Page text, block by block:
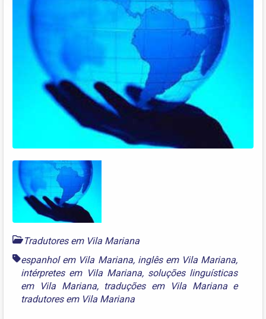
Tradutores em Vila Mariana
espanhol em Vila Mariana, inglês em Vila Mariana,
intérpretes em Vila Mariana, soluções linguísticas
em Vila Mariana, traduções em Vila Marianae
tradutores em Vila Mariana